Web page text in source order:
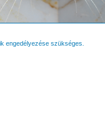
engedélyezése szükséges.